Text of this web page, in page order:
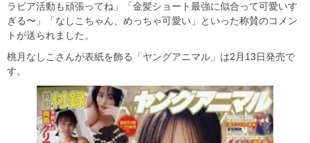
ラビア活動も頑張ってね」「金髪ショート最強に似合って可愛いす
ぎる〜」「なしこちゃん、めっちゃ可愛い」といった称賛のコメン
トが送られました。
桃月なしこさんが表紙を飾る「ヤングアニマル」は2月13日発売で
す。